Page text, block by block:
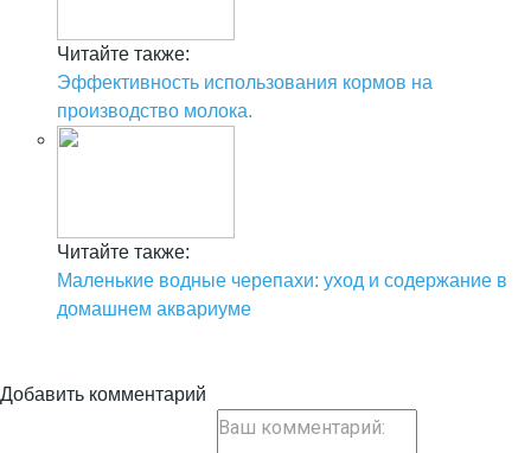
Читайте также:
Эффективность использования кормов на
производство молока.
Читайте также:
Маленькие водные черепахи: уход и содержание в
домашнем аквариуме
Добавить комментарий